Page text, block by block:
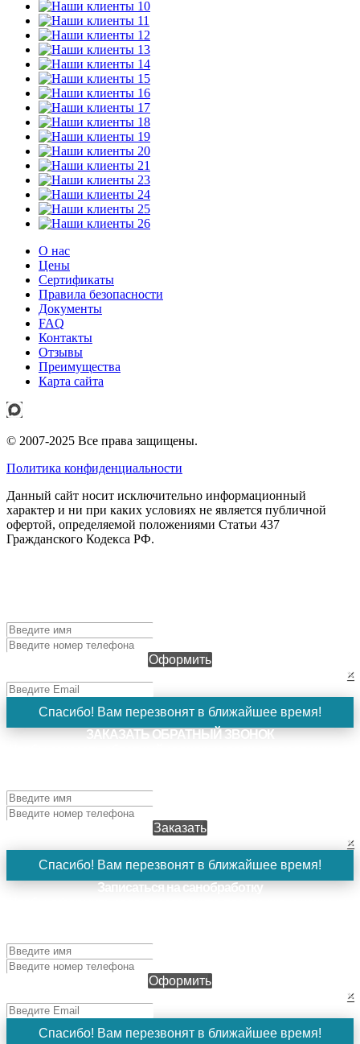
О нас
Цены
Сертификаты
Правила безопасности
Документы
FAQ
Контакты
Отзывы
Преимущества
Карта сайта
© 2007-2025 Все права защищены.
Политика конфиденциальности
Данный сайт носит исключительно информационный
характер и ни при каких условиях не является публичной
офертой, определяемой положениями Статьи 437
Гражданского Кодекса РФ.
Оформить
×
Спасибо! Вам перезвонят в ближайшее время!
ЗАКАЗАТЬ ОБРАТНЫЙ ЗВОНОК
Заказать
×
Спасибо! Вам перезвонят в ближайшее время!
Записаться на санобработку
Оформить
×
Спасибо! Вам перезвонят в ближайшее время!